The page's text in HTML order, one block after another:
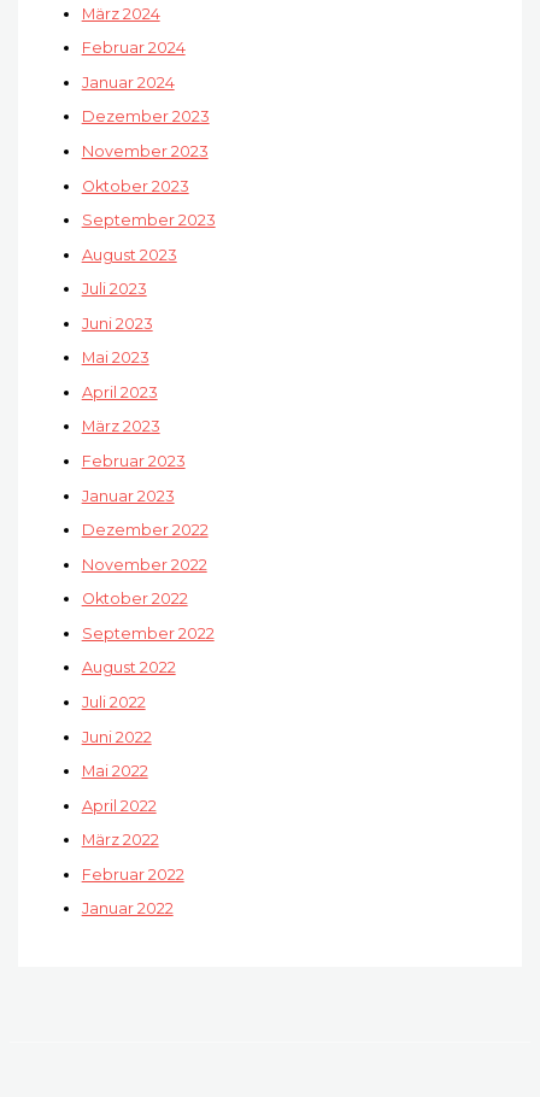
März 2024
Februar 2024
Januar 2024
Dezember 2023
November 2023
Oktober 2023
September 2023
August 2023
Juli 2023
Juni 2023
Mai 2023
April 2023
März 2023
Februar 2023
Januar 2023
Dezember 2022
November 2022
Oktober 2022
September 2022
August 2022
Juli 2022
Juni 2022
Mai 2022
April 2022
März 2022
Februar 2022
Januar 2022